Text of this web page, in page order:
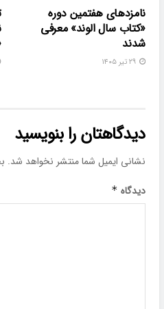
نامزدهای هفتمین دوره
«کتاب سال الوند» معرفی
شدند
دیدگاهتان را بنویسید
نشانی ایمیل شما منتشر نخواهد شد.
دیدگاه *